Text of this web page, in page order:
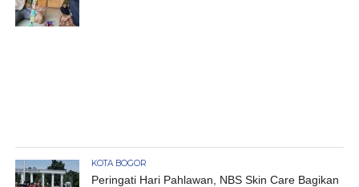
KOTA BOGOR
Peringati Hari Pahlawan, NBS Skin Care Bagikan